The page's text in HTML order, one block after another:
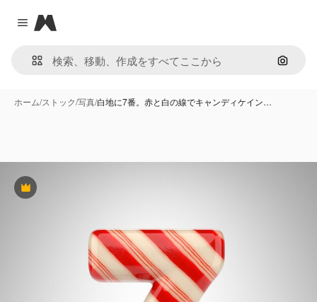
Close menu
Magnific
画像で
ホーム/ストック/写真/白地に7番。赤と白の線でキャンディケイン…
Premium